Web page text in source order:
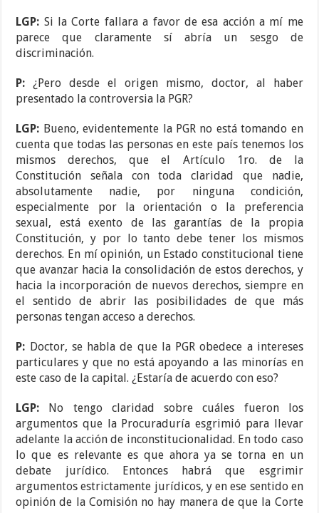
LGP: Si la Corte fallara a favor de esa acción a mí me
parece que claramente sí abría un sesgo de
discriminación.
P:¿Pero desde el origen mismo, doctor, al haber
presentado la controversia la PGR?
LGP: Bueno, evidentemente la PGR no está tomando en
cuenta que todas las personas en este país tenemos los
mismos derechos, que el Artículo 1ro. de la
Constitución señala con toda claridad que nadie,
absolutamente nadie, por ninguna condición,
especialmente por la orientación o la preferencia
sexual, está exento de las garantías de la propia
Constitución, y por lo tanto debe tener los mismos
derechos. En mí opinión, un Estado constitucional tiene
que avanzar hacia la consolidación de estos derechos, y
hacia la incorporación de nuevos derechos, siempre en
el sentido de abrir las posibilidades de que más
personas tengan acceso a derechos.
P: Doctor, se habla de que la PGR obedece a intereses
particulares y que no está apoyando a las minorías en
este caso de la capital. ¿Estaría de acuerdo con eso?
LGP:
No tengo claridad sobre cuáles fueron los
argumentos que la Procuraduría esgrimió para llevar
adelante la acción de inconstitucionalidad. En todo caso
lo que es relevante es que ahora ya se torna en un
debate jurídico. Entonces habrá que esgrimir
argumentos estrictamente jurídicos, y en ese sentido en
opinión de la Comisión no hay manera de que la Corte